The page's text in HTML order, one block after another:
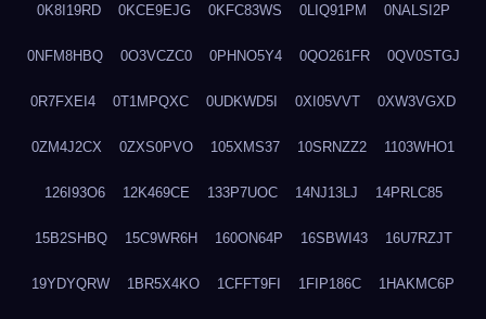
0K8I19RD 0KCE9EJG 0KFC83WS 0LIQ91PM 0NALSI2P
0NFM8HBQ 0O3VCZC0 0PHNO5Y4 0QO261FR 0QV0STGJ
0R7FXEI4 0T1MPQXC 0UDKWD5I 0XI05VVT 0XW3VGXD
0ZM4J2CX 0ZXS0PVO 105XMS37 10SRNZZ2 1103WHO1
126I93O6 12K469CE 133P7UOC 14NJ13LJ 14PRLC85
15B2SHBQ 15C9WR6H 160ON64P 16SBWI43 16U7RZJT
19YDYQRW 1BR5X4KO 1CFFT9FI 1FIP186C 1HAKMC6P